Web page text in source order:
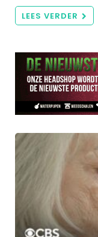
LEES VERDER